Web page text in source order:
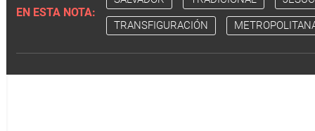
EN ESTA NOTA:
TRANSFIGURACIÓN